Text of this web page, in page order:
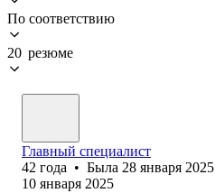
По соответствию
20 резюме
Главный специалист
42 года • Была 28 января 2025
10 января 2025